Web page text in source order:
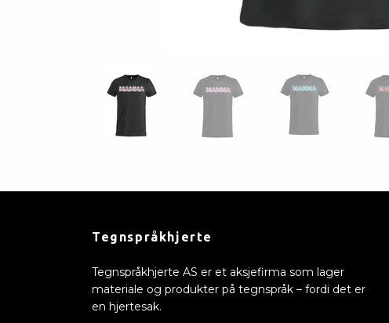
Tegnspråkhjerte
Tegnspråkhjerte AS er et aksjefirma som lager
materiale og produkter på tegnspråk – fordi det er
en hjertesak.